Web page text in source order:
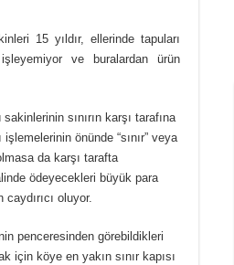
15 yıldır, ellerinde tapuları
işleyemiyor ve buralardan ürün
sınırın karşı tarafına
işlemelerinin önünde “sınır” veya
da karşı tarafta
ödeyecekleri büyük para
oluyor.
penceresinden görebildikleri
için köye en yakın sınır kapısı